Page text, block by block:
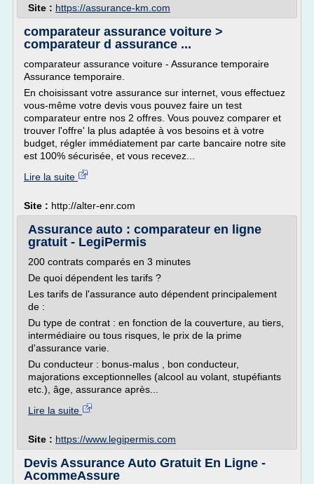
Site : https://assurance-km.com
comparateur assurance voiture >
comparateur d assurance ...
comparateur assurance voiture - Assurance temporaire
Assurance temporaire.
En choisissant votre assurance sur internet, vous effectuez
vous-même votre devis vous pouvez faire un test
comparateur entre nos 2 offres. Vous pouvez comparer et
trouver l'offre' la plus adaptée à vos besoins et à votre
budget, régler immédiatement par carte bancaire notre site
est 100% sécurisée, et vous recevez...
Lire la suite
Site : http://alter-enr.com
Assurance auto : comparateur en ligne
gratuit - LegiPermis
200 contrats comparés en 3 minutes
De quoi dépendent les tarifs ?
Les tarifs de l'assurance auto dépendent principalement
de :
Du type de contrat : en fonction de la couverture, au tiers,
intermédiaire ou tous risques, le prix de la prime
d'assurance varie.
Du conducteur : bonus-malus , bon conducteur,
majorations exceptionnelles (alcool au volant, stupéfiants
etc.), âge, assurance après...
Lire la suite
Site : https://www.legipermis.com
Devis Assurance Auto Gratuit En Ligne -
AcommeAssure